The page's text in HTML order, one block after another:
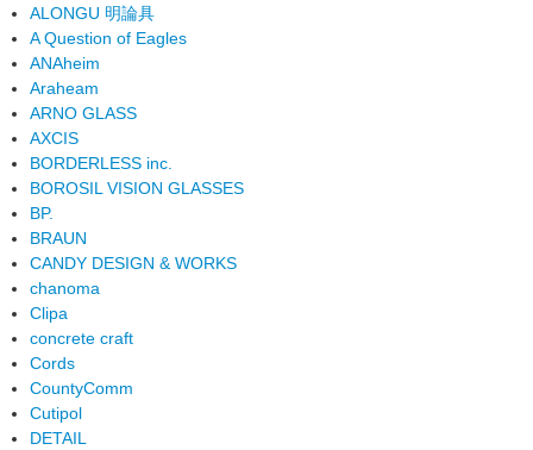
ALONGU 明論具
A Question of Eagles
ANAheim
Araheam
ARNO GLASS
AXCIS
BORDERLESS inc.
BOROSIL VISION GLASSES
BP.
BRAUN
CANDY DESIGN & WORKS
chanoma
Clipa
concrete craft
Cords
CountyComm
Cutipol
DETAIL